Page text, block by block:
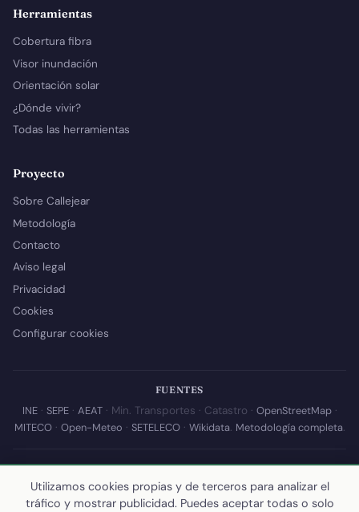
Herramientas
Cobertura fibra
Visor inundación
Orientación solar
¿Dónde vivir?
Todas las herramientas
Proyecto
Sobre Callejear
Metodología
Contacto
Aviso legal
Privacidad
Cookies
Configurar cookies
FUENTES
INE· SEPE· AEAT· Min. Transportes · Catastro · OpenStreetMap·
MITECO· Open-Meteo · SETELECO· Wikidata. Metodología completa.
© 2026 Callejear.com — Directorio municipal de España con datos
abiertos. Desarrollado y mantenido porYoel Castaño.
Utilizamos cookies propias y de terceros para analizar el
tráfico y mostrar publicidad. Puedes aceptar todas o solo